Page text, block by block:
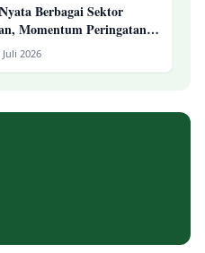
Berbagai Sektor
Momentum Peringatan
Kabupaten
2026